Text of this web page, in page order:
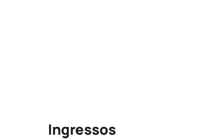
Ingressos